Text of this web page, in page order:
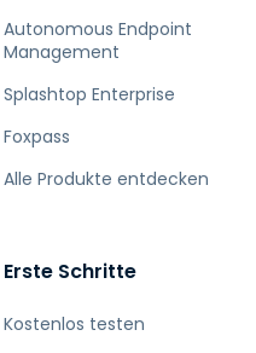
Autonomous Endpoint
Management
Splashtop Enterprise
Foxpass
Alle Produkte entdecken
Erste Schritte
Kostenlos testen